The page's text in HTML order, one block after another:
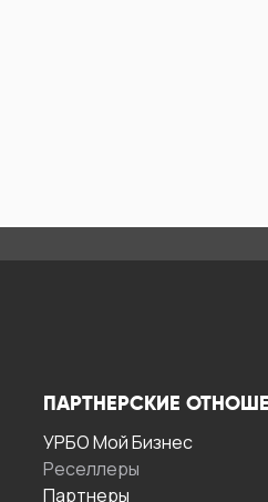
ПАРТНЕРСКИЕ
УРБО Мой Бизнес
Реселлеры
Партнеры